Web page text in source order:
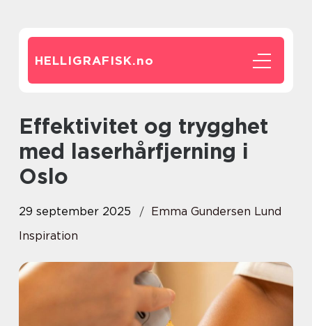
HELLIGRAFISK.no
Effektivitet og trygghet
med laserhårfjerning i
Oslo
29 september 2025
Emma Gundersen Lund
Inspiration